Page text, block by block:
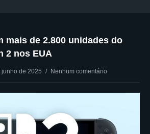
mais de 2.800 unidades do
2 nos EUA
junho de 2025 Nenhum comentário